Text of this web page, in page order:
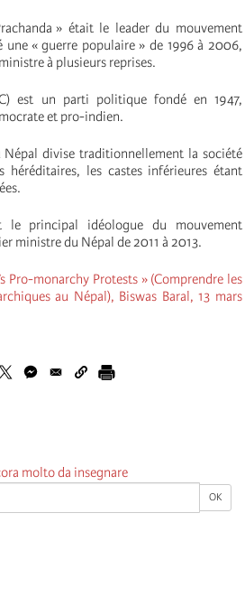
OK
» était le leader du mouvement
une « guerre populaire » de 1996 à 2006,
à plusieurs reprises.
est un parti politique fondé en 1947,
et pro-indien.
Népal divise traditionnellement la société
héréditaires, les castes inférieures étant
le principal idéologue du mouvement
ministre du Népal de 2011 à 2013.
Pro-monarchy Protests » (Comprendre les
au Népal), Biswas Baral, 13 mars
molto da insegnare